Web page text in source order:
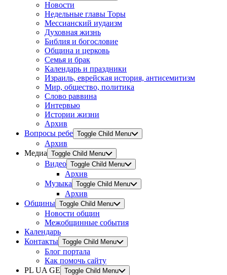
Новости
Недельные главы Торы
Мессианский иудаизм
Духовная жизнь
Библия и богословие
Община и церковь
Семья и брак
Календарь и праздники
Израиль, еврейская история, антисемитизм
Мир, общество, политика
Слово раввина
Интервью
Истории жизни
Архив
Вопросы ребе Toggle Child Menu
Архив
Медиа Toggle Child Menu
Видео Toggle Child Menu
Архив
Музыка Toggle Child Menu
Архив
Общины Toggle Child Menu
Новости общин
Межобщинные события
Календарь
Контакты Toggle Child Menu
Блог портала
Как помочь сайту
PL UA GE Toggle Child Menu